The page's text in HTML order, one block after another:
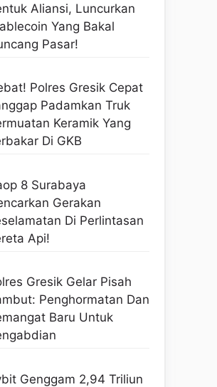
Aliansi, Luncurkan
Yang Bakal
Pasar!
Polres Gresik Cepat
Padamkan Truk
Keramik Yang
Di GKB
8 Surabaya
Gerakan
Di Perlintasan
Api!
Gresik Gelar Pisah
Penghormatan Dan
Baru Untuk
Genggam 2,94 Triliun